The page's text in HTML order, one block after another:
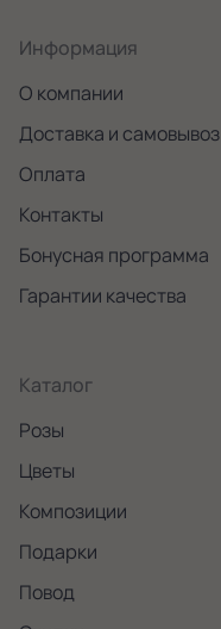
Информация
О компании
Доставка и самовывоз
Оплата
Контакты
Бонусная программа
Гарантии качества
Каталог
Розы
Цветы
Композиции
Подарки
Повод